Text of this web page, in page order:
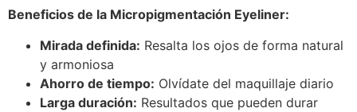
Beneficios de la Micropigmentación Eyeliner:
Mirada definida: Resalta los ojos de forma natural
y armoniosa
Ahorro de tiempo: Olvídate del maquillaje diario
Larga duración: Resultados que pueden durar